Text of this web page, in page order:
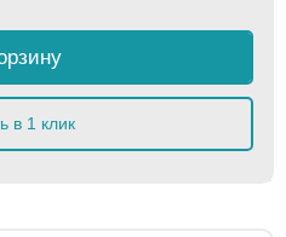
в 1 клик